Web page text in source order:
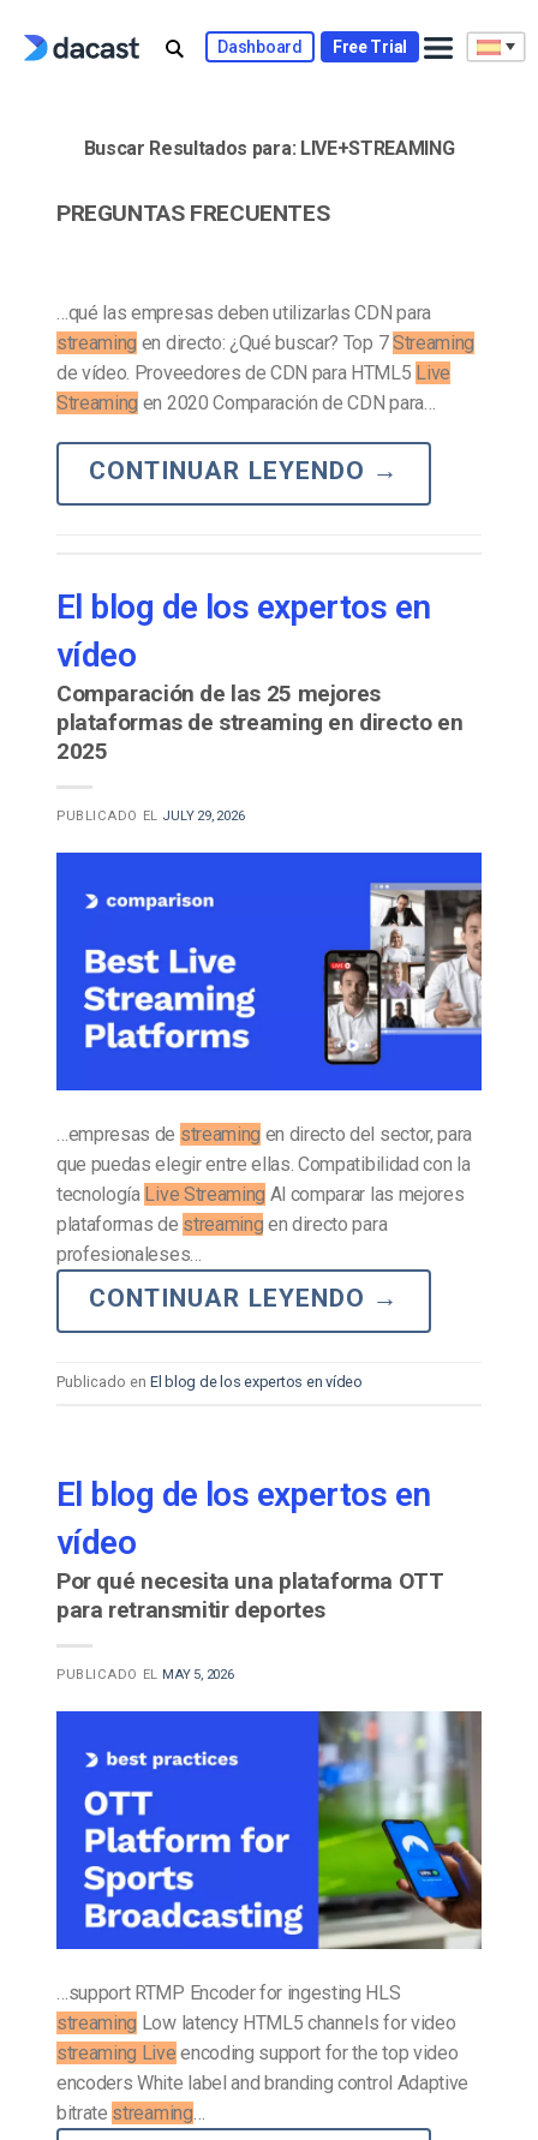
Dashboard Free Trial
Buscar Resultados para: LIVE+STREAMING
PREGUNTAS FRECUENTES
…qué las empresas deben utilizarlas CDN para
streaming en directo: ¿Qué buscar? Top 7Streaming
de vídeo. Proveedores de CDN para HTML5 Live
Streaming en 2020 Comparación de CDN para…
CONTINUAR LEYENDO →
El blog de los expertos en
vídeo
Comparación de las 25 mejores
plataformas de streaming en directo en
2025
PUBLICADO EL JULY 29, 2026
…empresas de streaming en directo del sector, para
que puedas elegir entre ellas. Compatibilidad con la
tecnología Live Streaming Al comparar las mejores
plataformas de streaming en directo para
profesionaleses…
CONTINUAR LEYENDO →
Publicado en El blog de los expertos en vídeo
El blog de los expertos en
vídeo
Por qué necesita una plataforma OTT
para retransmitir deportes
PUBLICADO EL MAY 5, 2026
…support RTMP Encoder for ingesting HLS
streaming Low latency HTML5 channels for video
streaming Live encoding support for the top video
encoders White label and branding control Adaptive
bitrate streaming…